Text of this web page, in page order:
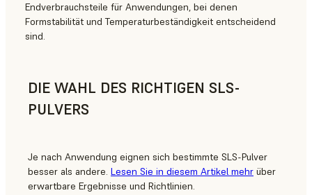
Endverbrauchsteile für Anwendungen, bei denen
Formstabilität und Temperaturbeständigkeit entscheidend
sind.
DIE WAHL DES RICHTIGEN SLS-
PULVERS
Je nach Anwendung eignen sich bestimmte SLS-Pulver
besser als andere. Lesen Sie in diesem Artikel mehr über
erwartbare Ergebnisse und Richtlinien.